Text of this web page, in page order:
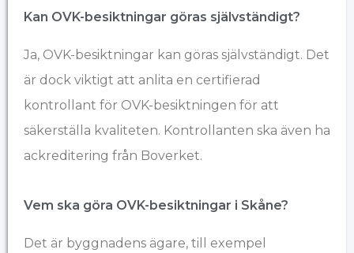
Kan OVK-besiktningar göras självständigt?
Ja, OVK-besiktningar kan göras självständigt. Det
är dock viktigt att anlita en certifierad
kontrollant för OVK-besiktningen för att
säkerställa kvaliteten. Kontrollanten ska även ha
ackreditering från Boverket.
Vem ska göra OVK-besiktningar i ​Skåne?
Det är byggnadens ägare, till exempel